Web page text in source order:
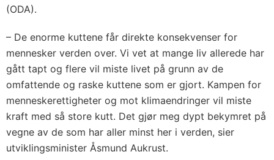
(ODA).
– De enorme kuttene får direkte konsekvenser for
mennesker verden over. Vi vet at mange liv allerede har
gått tapt og flere vil miste livet på grunn av de
omfattende og raske kuttene som er gjort. Kampen for
menneskerettigheter og mot klimaendringer vil miste
kraft med så store kutt. Det gjør meg dypt bekymret på
vegne av de som har aller minst her i verden, sier
utviklingsminister Åsmund Aukrust.